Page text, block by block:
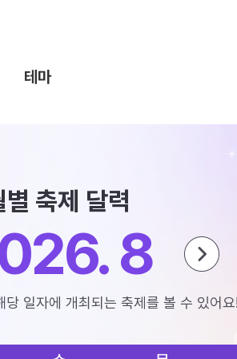
테마
별 축제 달력
8
당 일자에 개최되는 축제를 볼 수 있어